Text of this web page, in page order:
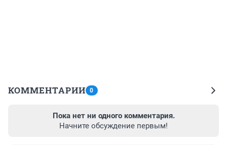
КОММЕНТАРИИ 0
Пока нет ни одного комментария.
Начните обсуждение первым!